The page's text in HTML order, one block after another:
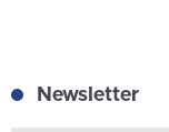
Newsletter